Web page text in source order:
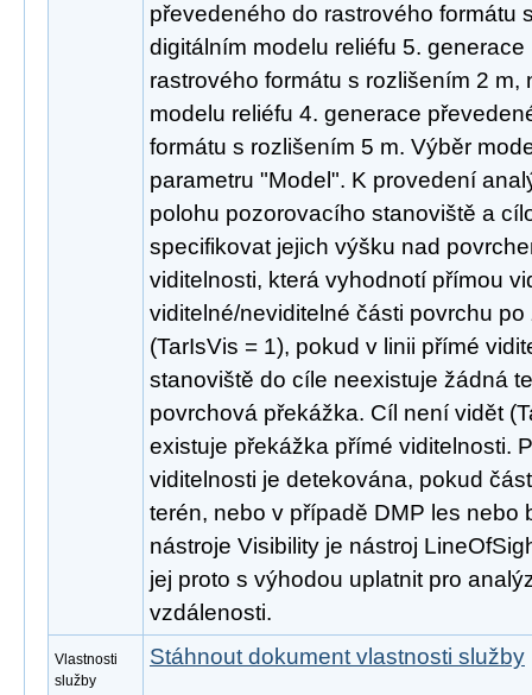
převedeného do rastrového formátu
digitálním modelu reliéfu 5.
rastrového formátu s rozlišením 2 m,
modelu reliéfu 4. generace
formátu s rozlišením 5 m. Výběr
parametru "Model". K provedení
polohu pozorovacího stanoviště a
specifikovat jejich výšku nad
viditelnosti, která vyhodnotí přímou
viditelné/neviditelné části povrchu
(TarIsVis = 1), pokud v linii přímé
stanoviště do cíle neexistuje žádná
povrchová překážka. Cíl není vidět
existuje překážka přímé viditelnosti.
viditelnosti je detekována, pokud
terén, nebo v případě DMP les nebo
nástroje Visibility je nástroj
jej proto s výhodou uplatnit pro
vzdálenosti.
Vlastnosti
služby
Stáhnout dokument vlastnosti služby